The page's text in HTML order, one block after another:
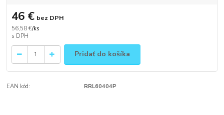
56,58 €/ks
46 € bez DPH
Pridať do košíka
EAN kód: RRL60404P